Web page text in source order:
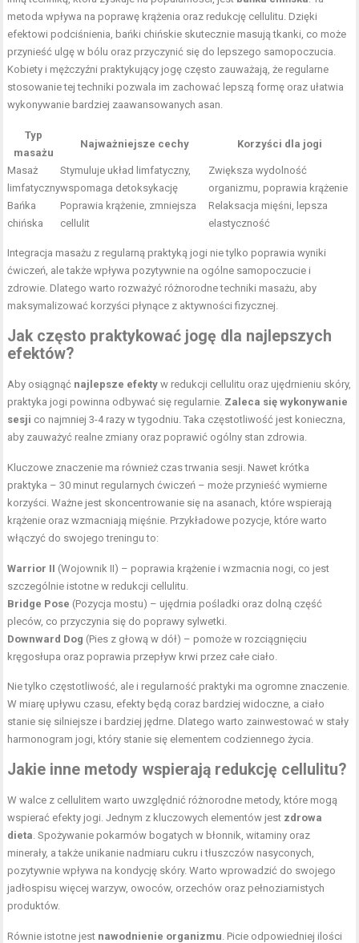
metoda wpływa na poprawę krążenia oraz redukcję cellulitu. Dzięki
efektowi podciśnienia, bańki chińskie skutecznie masują tkanki, co może
przynieść ulgę w bólu oraz przyczynić się do lepszego samopoczucia.
Kobiety i mężczyźni praktykujący jogę często zauważają, że regularne
stosowanie tej techniki pozwala im zachować lepszą formę oraz ułatwia
wykonywanie bardziej zaawansowanych asan.
Typ
masażu
Najważniejsze cechy Korzyści dla jogi
Masaż
limfatyczny
Stymuluje układ limfatyczny,
wspomaga detoksykację
Zwiększa wydolność
organizmu, poprawia krążenie
Bańka
chińska
Poprawia krążenie, zmniejsza
cellulit
Relaksacja mięśni, lepsza
elastyczność
Integracja masażu z regularną praktyką jogi nie tylko poprawia wyniki
ćwiczeń, ale także wpływa pozytywnie na ogólne samopoczucie i
zdrowie. Dlatego warto rozważyć różnorodne techniki masażu, aby
maksymalizować korzyści płynące z aktywności fizycznej.
Jak często praktykować jogę dla najlepszych
efektów?
Aby osiągnąć najlepsze efekty w redukcji cellulitu oraz ujędrnieniu skóry,
praktyka jogi powinna odbywać się regularnie. Zaleca się wykonywanie
sesji co najmniej 3-4 razy w tygodniu. Taka częstotliwość jest konieczna,
aby zauważyć realne zmiany oraz poprawić ogólny stan zdrowia.
Kluczowe znaczenie ma również czas trwania sesji. Nawet krótka
praktyka – 30 minut regularnych ćwiczeń – może przynieść wymierne
korzyści. Ważne jest skoncentrowanie się na asanach, które wspierają
krążenie oraz wzmacniają mięśnie. Przykładowe pozycje, które warto
włączyć do swojego treningu to:
Warrior II (Wojownik II) – poprawia krążenie i wzmacnia nogi, co jest
szczególnie istotne w redukcji cellulitu.
Bridge Pose (Pozycja mostu) – ujędrnia pośladki oraz dolną część
pleców, co przyczynia się do poprawy sylwetki.
Downward Dog (Pies z głową w dół) – pomoże w rozciągnięciu
kręgosłupa oraz poprawia przepływ krwi przez całe ciało.
Nie tylko częstotliwość, ale i regularność praktyki ma ogromne znaczenie.
W miarę upływu czasu, efekty będą coraz bardziej widoczne, a ciało
stanie się silniejsze i bardziej jędrne. Dlatego warto zainwestować w stały
harmonogram jogi, który stanie się elementem codziennego życia.
Jakie inne metody wspierają redukcję cellulitu?
W walce z cellulitem warto uwzględnić różnorodne metody, które mogą
wspierać efekty jogi. Jednym z kluczowych elementów jest zdrowa
dieta . Spożywanie pokarmów bogatych w błonnik, witaminy oraz
minerały, a także unikanie nadmiaru cukru i tłuszczów nasyconych,
pozytywnie wpływa na kondycję skóry. Warto wprowadzić do swojego
jadłospisu więcej warzyw, owoców, orzechów oraz pełnoziarnistych
produktów.
Równie istotne jest nawodnienie organizmu . Picie odpowiedniej ilości